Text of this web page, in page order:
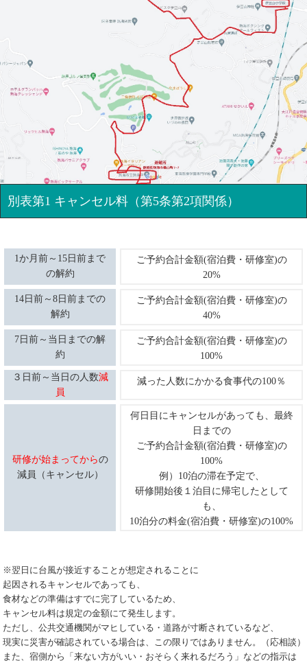
別表第1 キャンセル料（第5条第2項関係）
1か月前～15日前まで
の解約
ご予約合計金額(宿泊費・研修室)の
20%
14日前～8日前までの
解約
ご予約合計金額(宿泊費・研修室)の
40%
7日前～当日までの解
約
ご予約合計金額(宿泊費・研修室)の
100%
３日前～当日の人数減
員
減った人数にかかる食事代の100％
研修が始まってからの
減員（キャンセル）
何日目にキャンセルがあっても、 最終
日までの
ご予約合計金額(宿泊費・研修室)の
100%
例）10泊の滞在予定で、
研修開始後１泊目に帰宅したとして
も、
10泊分の料金(宿泊費・研修室)の100%
※翌日に台風が接近することが想定されることに
起因されるキャンセルであっても、
食材などの準備はすでに完了しているため、
キャンセル料は規定の金額にて発生します。
ただし、公共交通機関がマヒしている・道路が寸断されているなど、
現実に災害が確認されている場合は、この限りではありません。（応相談）
また、宿側から「来ない方がいい・おそらく来れるだろう」などの指示は